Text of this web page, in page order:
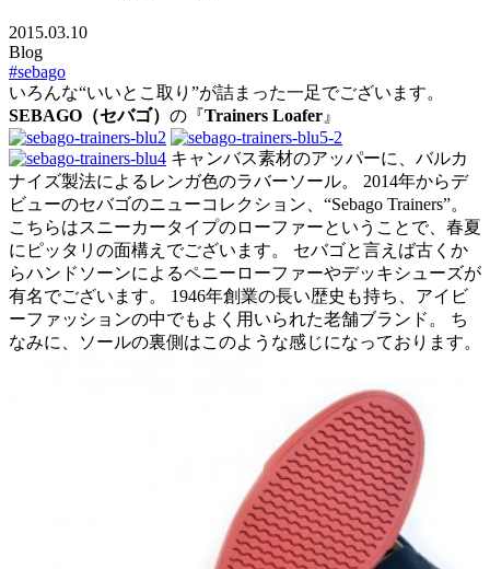
2015.03.10
Blog
#sebago
いろんな“いいとこ取り”が詰まった一足でございます。
SEBAGO（セバゴ） の『Trainers Loafer 』
キャンバス素材のアッパーに、バルカ
ナイズ製法によるレンガ色のラバーソール。 2014年からデ
ビューのセバゴのニューコレクション、“Sebago Trainers”。
こちらはスニーカータイプのローファーということで、春夏
にピッタリの面構えでございます。 セバゴと言えば古くか
らハンドソーンによるペニーローファーやデッキシューズが
有名でございます。 1946年創業の長い歴史も持ち、アイビ
ーファッションの中でもよく用いられた老舗ブランド。 ち
なみに、ソールの裏側はこのような感じになっております。